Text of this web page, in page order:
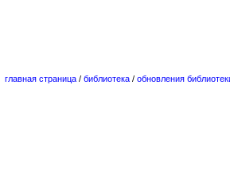
главная страница / библиотека / обновления